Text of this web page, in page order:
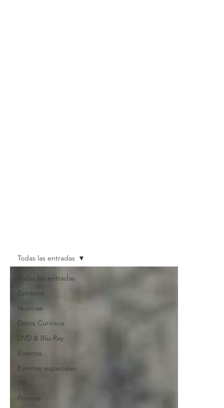
Todas las entradas
Estrenos
Noticias
Datos Curiosos
DVD & Blu-Ray
Eventos
Eventos especiales
TV
Promos
Todas las entradas